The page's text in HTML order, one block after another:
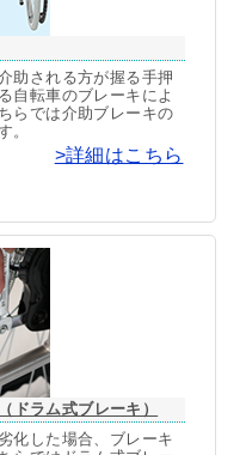
助される方が握る手押
自転車のブレーキによ
らでは介助ブレーキの
。
>詳細はこちら
ドラム式ブレーキ）
化した場合、ブレーキ